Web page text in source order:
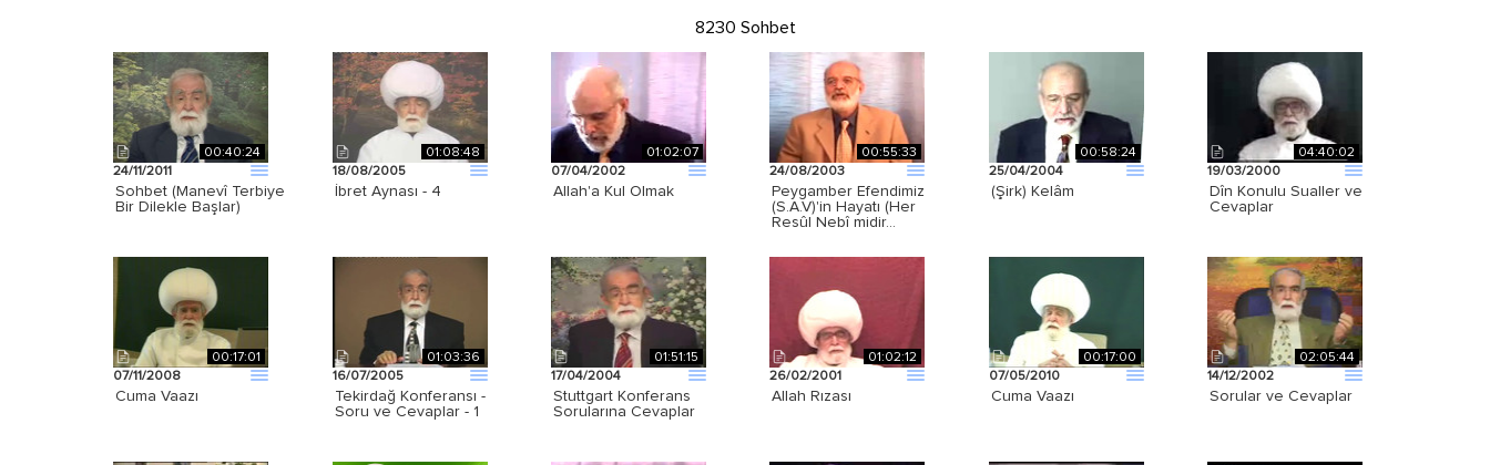
8230 Sohbet
00:40:24
24/11/2011
Sohbet (Manevî Terbiye
Bir Dilekle Başlar)
01:08:48
18/08/2005
İbret Aynası - 4
01:02:07
07/04/2002
Allah'a Kul Olmak
00:55:33
24/08/2003
Peygamber Efendimiz
(S.A.V)'in Hayatı (Her
Resûl Nebî midir…
00:58:24
25/04/2004
(Şirk) Kelâm
04:40:02
19/03/2000
Dîn Konulu Sualler ve
Cevaplar
00:17:01
07/11/2008
Cuma Vaazı
01:03:36
16/07/2005
Tekirdağ Konferansı -
Soru ve Cevaplar - 1
01:51:15
17/04/2004
Stuttgart Konferans
Sorularına Cevaplar
01:02:12
26/02/2001
Allah Rızası
00:17:00
07/05/2010
Cuma Vaazı
02:05:44
14/12/2002
Sorular ve Cevaplar